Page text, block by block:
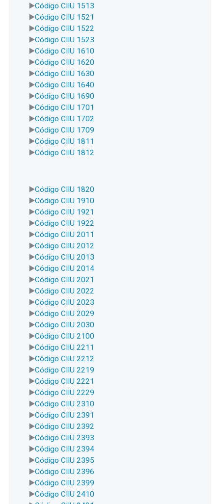
Código CIIU 1513
Código CIIU 1521
Código CIIU 1522
Código CIIU 1523
Código CIIU 1610
Código CIIU 1620
Código CIIU 1630
Código CIIU 1640
Código CIIU 1690
Código CIIU 1701
Código CIIU 1702
Código CIIU 1709
Código CIIU 1811
Código CIIU 1812
Código CIIU 1820
Código CIIU 1910
Código CIIU 1921
Código CIIU 1922
Código CIIU 2011
Código CIIU 2012
Código CIIU 2013
Código CIIU 2014
Código CIIU 2021
Código CIIU 2022
Código CIIU 2023
Código CIIU 2029
Código CIIU 2030
Código CIIU 2100
Código CIIU 2211
Código CIIU 2212
Código CIIU 2219
Código CIIU 2221
Código CIIU 2229
Código CIIU 2310
Código CIIU 2391
Código CIIU 2392
Código CIIU 2393
Código CIIU 2394
Código CIIU 2395
Código CIIU 2396
Código CIIU 2399
Código CIIU 2410